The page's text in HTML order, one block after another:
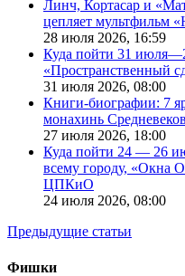
Линч, Кортасар и
цепляет мультфильм
28 июля 2026, 16:59
Куда пойти 31
«Пространственный
31 июля 2026, 08:00
Книги-биографии: 7
монахинь
27 июля 2026, 18:00
Куда пойти 24 — 26
всему городу, «Окна
ЦПКиО
24 июля 2026, 08:00
Предыдущие статьи
Фишки